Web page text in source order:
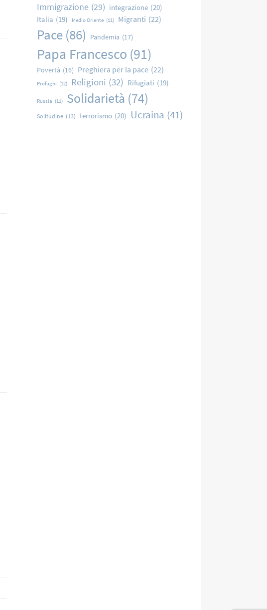
Immigrazione (29) integrazione (20)
Italia (19) Medio Oriente (11) Migranti (22)
Pace (86) Pandemia (17)
Papa Francesco (91)
Povertà (16) Preghiera per la pace (22)
Profughi (12) Religioni (32) Rifugiati (19)
Russia (11) Solidarietà (74)
Solitudine (13) terrorismo (20) Ucraina (41)